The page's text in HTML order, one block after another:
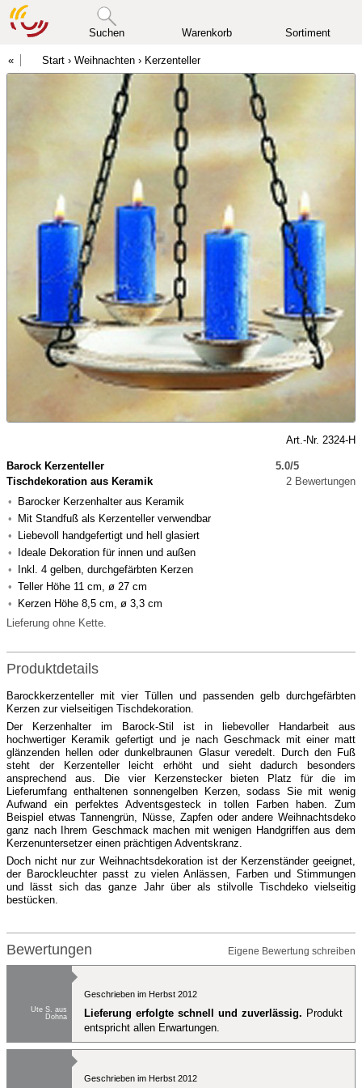
Suchen Warenkorb Sortiment
Start › Weihnachten › Kerzenteller
Art.-Nr. 2324-H
Barock Kerzenteller
Tischdekoration aus Keramik
Barocker Kerzenhalter aus Keramik
Mit Standfuß als Kerzenteller verwendbar
Liebevoll handgefertigt und hell glasiert
Ideale Dekoration für innen und außen
Inkl. 4 gelben, durchgefärbten Kerzen
Teller Höhe 11 cm, ø 27 cm
Kerzen Höhe 8,5 cm, ø 3,3 cm
Lieferung ohne Kette.
5.0/5
2 Bewertungen
Produktdetails
Barockkerzenteller mit vier Tüllen und passenden gelb durchgefärbten
Kerzen zur vielseitigen Tischdekoration.
Der Kerzenhalter im Barock-Stil ist in liebevoller Handarbeit aus
hochwertiger Keramik gefertigt und je nach Geschmack mit einer matt
glänzenden hellen oder dunkelbraunen Glasur veredelt. Durch den Fuß
steht der Kerzenteller leicht erhöht und sieht dadurch besonders
ansprechend aus. Die vier Kerzenstecker bieten Platz für die im
Lieferumfang enthaltenen sonnengelben Kerzen, sodass Sie mit wenig
Aufwand ein perfektes Adventsgesteck in tollen Farben haben. Zum
Beispiel etwas Tannengrün, Nüsse, Zapfen oder andere Weihnachtsdeko
ganz nach Ihrem Geschmack machen mit wenigen Handgriffen aus dem
Kerzenuntersetzer einen prächtigen Adventskranz.
Doch nicht nur zur Weihnachtsdekoration ist der Kerzenständer geeignet,
der Barockleuchter passt zu vielen Anlässen, Farben und Stimmungen
und lässt sich das ganze Jahr über als stilvolle Tischdeko vielseitig
bestücken.
Bewertungen Eigene Bewertung schreiben
Ute S. aus
Dohna
Geschrieben im Herbst 2012
Lieferung erfolgte schnell und zuverlässig. Produkt
entspricht allen Erwartungen.
Geschrieben im Herbst 2012